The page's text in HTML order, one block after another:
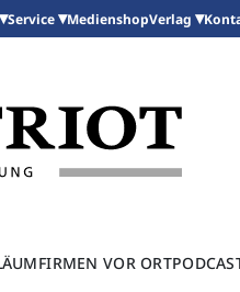
Service MedienshopVerlag
FIRMEN VOR ORT